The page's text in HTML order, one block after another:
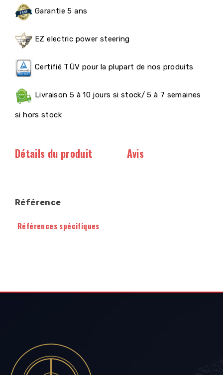
Garantie 5 ans
EZ electric power steering
Certifié TÜV pour la plupart de nos produits
Livraison 5 à 10 jours si stock/ 5 à 7 semaines
si hors stock
Détails du produit Avis
Référence
Références spécifiques